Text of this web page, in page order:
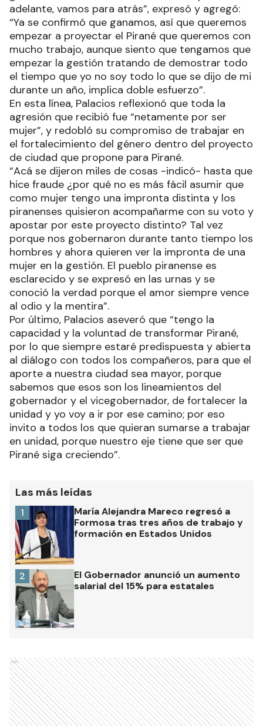
adelante, vamos para atrás”, expresó y agregó:
“Ya se confirmó que ganamos, así que queremos
empezar a proyectar el Pirané que queremos con
mucho trabajo, aunque siento que tengamos que
empezar la gestión tratando de demostrar todo
el tiempo que yo no soy todo lo que se dijo de mi
durante un año, implica doble esfuerzo”.
En esta línea, Palacios reflexionó que toda la
agresión que recibió fue “netamente por ser
mujer”, y redobló su compromiso de trabajar en
el fortalecimiento del género dentro del proyecto
de ciudad que propone para Pirané.
“Acá se dijeron miles de cosas -indicó- hasta que
hice fraude ¿por qué no es más fácil asumir que
como mujer tengo una impronta distinta y los
piranenses quisieron acompañarme con su voto y
apostar por este proyecto distinto? Tal vez
porque nos gobernaron durante tanto tiempo los
hombres y ahora quieren ver la impronta de una
mujer en la gestión. El pueblo piranense es
esclarecido y se expresó en las urnas y se
conoció la verdad porque el amor siempre vence
al odio y la mentira”.
Por último, Palacios aseveró que “tengo la
capacidad y la voluntad de transformar Pirané,
por lo que siempre estaré predispuesta y abierta
al diálogo con todos los compañeros, para que el
aporte a nuestra ciudad sea mayor, porque
sabemos que esos son los lineamientos del
gobernador y el vicegobernador, de fortalecer la
unidad y yo voy a ir por ese camino; por eso
invito a todos los que quieran sumarse a trabajar
en unidad, porque nuestro eje tiene que ser que
Pirané siga creciendo”.
Las más leídas
María Alejandra Mareco regresó a
Formosa tras tres años de trabajo y
formación en Estados Unidos
1
El Gobernador anunció un aumento
salarial del 15% para estatales
2
Ads